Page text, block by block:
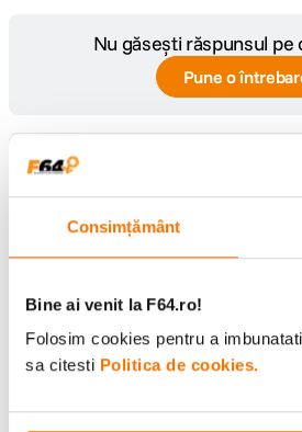
Consimțământ
Bine ai venit la F64.ro!
Folosim cookies pentru a
sa citesti Politica de cookies.
Nu găsești răspunsul pe
Pune o
0
voturi
Buna ziua , Este
Răspuns:
Canon EOS 2000D, va
si-garnitura-ocular/p .
De către F64